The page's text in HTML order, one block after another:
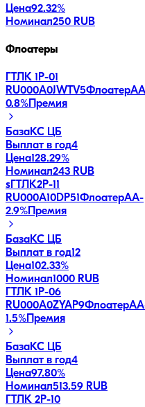
Цена92.32%
Номинал250 RUB
Флоатеры
ГТЛК 1P-01
RU000A0JWTV5Флоатер
0.8%Премия
БазаКС ЦБ
Выплат в год4
Цена128.29%
Номинал243 RUB
sГТЛК2P-11
RU000A10DP51ФлоатерAA-
2.9%Премия
БазаКС ЦБ
Выплат в год12
Цена102.33%
Номинал1000 RUB
ГТЛК 1P-06
RU000A0ZYAP9Флоатер
1.5%Премия
БазаКС ЦБ
Выплат в год4
Цена97.80%
Номинал513.59 RUB
ГТЛК 2P-10